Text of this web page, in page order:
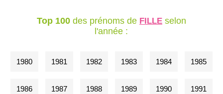
Top 100des prénoms de FILLEselon
l'année :
1980 1981 1982 1983 1984 1985
1986 1987 1988 1989 1990 1991